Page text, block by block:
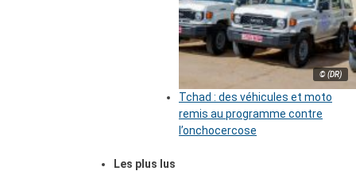
© (DR)
Tchad : des véhicules et moto
remis au programme contre
l’onchocercose
Les plus lus